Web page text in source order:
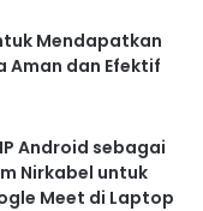
Mendapatkan
Aman dan Efektif
Android sebagai
Nirkabel untuk
Meet di Laptop